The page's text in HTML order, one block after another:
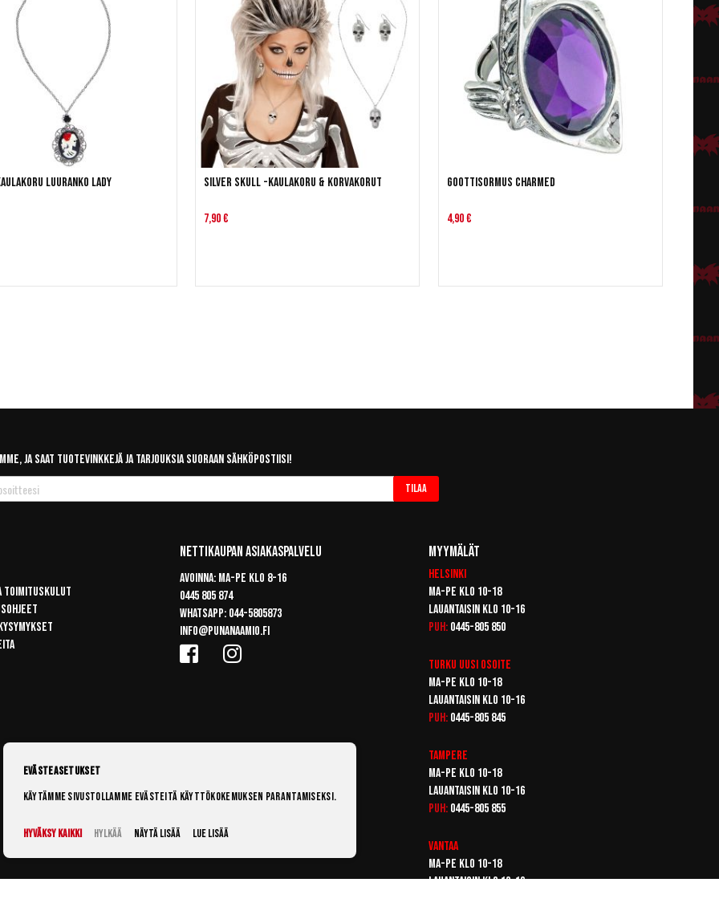
Luuranko Lady Silver Skull -kaulakoru & korvakorut
7,90 €
Goottisormus Charmed
4,90 €
ja saat tuotevinkkejä ja tarjouksia suoraan sähköpostiisi!
Tilaa
toimituskulut
Nettikaupan Asiakaspalvelu
Avoinna: Ma-pe klo 8-16
0445 805 874
Whatsapp: 044-5805873
info@punanaamio.fi
Myymälät
Helsinki
Ma-pe klo 10-18
Lauantaisin klo 10-16
Puh: 0445-805 850
Turku Uusi osoite
Ma-pe klo 10-18
Lauantaisin klo 10-16
Puh: 0445-805 845
Tampere
Ma-pe klo 10-18
Lauantaisin klo 10-16
Puh: 0445-805 855
Vantaa
Ma-pe klo 10-18
Lauantaisin klo 10-16
Evästeasetukset
Käytämme sivustollamme evästeitä käyttökokemuksen parantamiseksi.
Hyväksy kaikki Hylkää Näytä lisää Lue lisää